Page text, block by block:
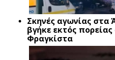
Σκηνές αγωνίας στα
βγήκε εκτός
Φραγκίστα